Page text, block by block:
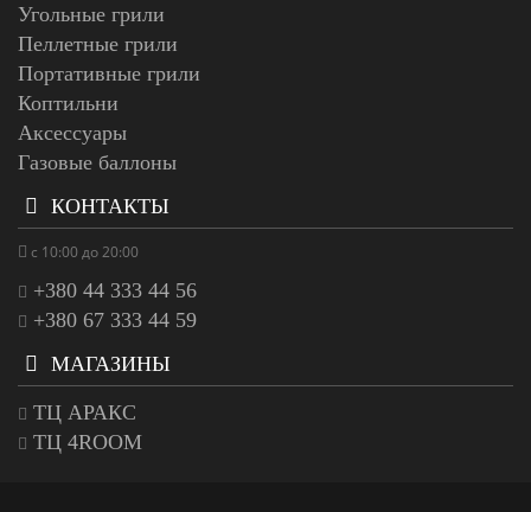
Угольные грили
Пеллетные грили
Портативные грили
Коптильни
Аксессуары
Газовые баллоны
КОНТАКТЫ
с 10:00 до 20:00
+380 44 333 44 56
+380 67 333 44 59
МАГАЗИНЫ
ТЦ АРАКС
ТЦ 4ROOM